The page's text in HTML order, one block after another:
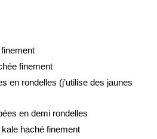
finement
en rondelles (j’utilise des jaunes
en demi rondelles
haché finement